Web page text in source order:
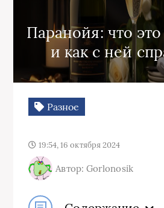
Паранойя: что это
и как с ней
Разное
19:54, 16 октября 2024
Автор: Gorlonosik